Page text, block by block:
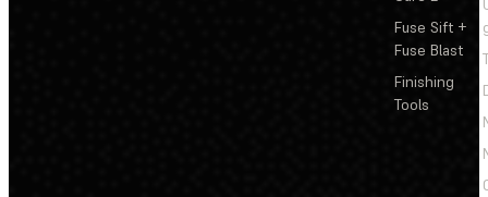
Fuse Sift +
Fuse Blast
Finishing
Tools